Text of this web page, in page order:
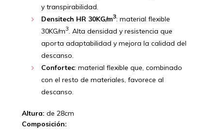
y transpirabilidad.
Densitech HR 30KG/m3: material flexible
30KG/m3. Alta densidad y resistencia que
aporta adaptabilidad y mejora la calidad del
descanso.
Confortec: material flexible que, combinado
con el resto de materiales, favorece al
descanso.
Altura: de 28cm
Composición: